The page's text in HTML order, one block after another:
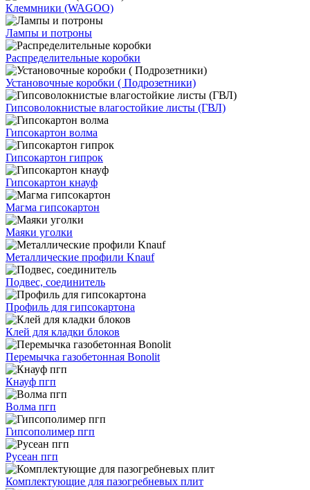
Клеммники (WAGOО)
Лампы и потроны
Распределительные коробки
Установочные коробки ( Подрозетники)
Гипсоволокнистые влагостойкие листы (ГВЛ)
Гипсокартон волма
Гипсокартон гипрок
Гипсокартон кнауф
Магма гипсокартон
Маяки уголки
Металлические профили Knauf
Подвес, соединитель
Профиль для гипсокартона
Клей для кладки блоков
Перемычка газобетонная Bonolit
Кнауф пгп
Волма пгп
Гипсополимер пгп
Русеан пгп
Комплектующие для пазогребневых плит